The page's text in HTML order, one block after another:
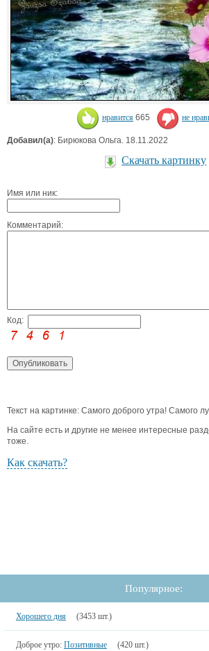
нравится 665 не
Добавил(а): Бирюкова Ольга. 18.11.2022
Скачать картинку
Имя или ник:
Комментарий:
Код:
Текст на картинке: Самого доброго утра! Самого
На сайте есть и другие не менее интересные
тоже.
Как скачать?
Популярное:
Хорошего дня (3453 шт.)
Доброе утро: Позитивные (420 шт.)